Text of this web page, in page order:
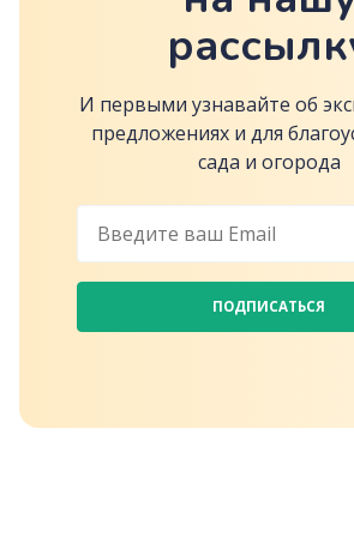
И первыми узнавайте об
предложениях и для
сада и огорода
ПОДПИСАТЬСЯ